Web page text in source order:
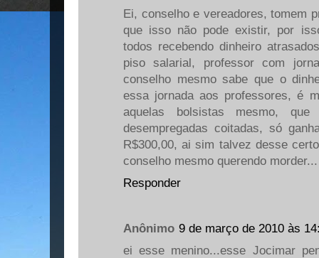
Ei, conselho e vereadores, tomem
que isso não pode existir, por
todos recebendo dinheiro
piso salarial, professor com
conselho mesmo sabe que o
essa jornada aos professores, é
aquelas bolsistas mesmo,
desempregadas coitadas, só
R$300,00, ai sim talvez desse
conselho mesmo querendo morder...
Responder
Anônimo 9 de março de 2010 às
ei esse menino...esse Jocimar